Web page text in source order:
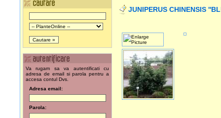
Va rugam sa va autentificati cu
adresa de email si parola pentru a
accesa contul Dvs.
Adresa email:
Parola:
JUNIPERUS CHINENSIS